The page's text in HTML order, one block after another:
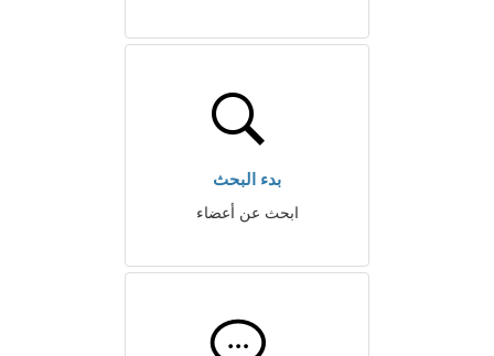
بدء البحث
ابحث عن أعضاء